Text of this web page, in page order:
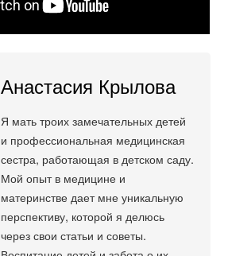
Анастасия Крылова
Я мать троих замечательных детей
и профессиональная медицинская
сестра, работающая в детском саду.
Мой опыт в медицине и
материнстве дает мне уникальную
перспективу, которой я делюсь
через свои статьи и советы.